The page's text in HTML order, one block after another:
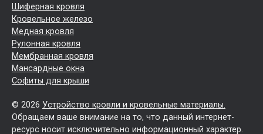
Шиферная кровля
Кровельное железо
Медная кровля
Рулонная кровля
Мембранная кровля
Мансардные окна
Софиты для крыши
© 2026 Устройство кровли и кровельные материалы.
Обращаем ваше внимание на то, что данный интернет-
ресурс носит исключительно информационный характер.